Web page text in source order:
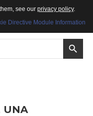
UNA
see our privacy policy.